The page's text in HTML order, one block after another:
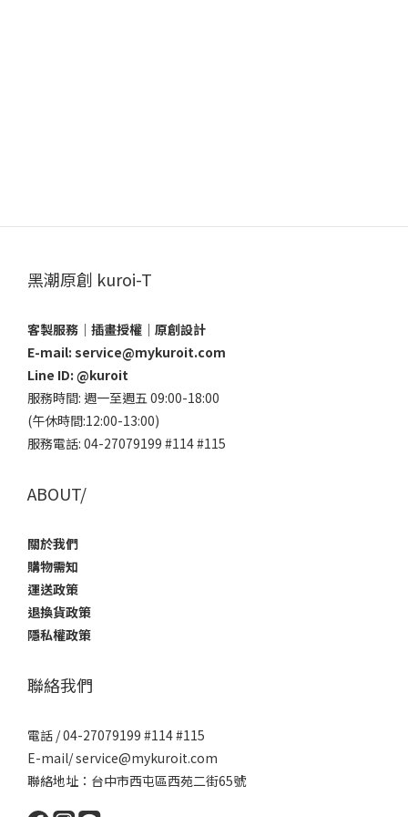
黑潮原創 kuroi-T
客製服務｜插畫授權｜原創設計
E-mail: service@mykuroit.com
Line ID: @kuroit
服務時間: 週一至週五 09:00-18:00
(午休時間:12:00-13:00)
服務電話: 04-27079199 #114 #115
ABOUT/
關於我們
購物需知
運送政策
退換貨政策
隱私權政策
聯絡我們
電話 / 04-27079199 #114 #115
E-mail/ service@mykuroit.com
聯絡地址：台中市西屯區西苑二街65號